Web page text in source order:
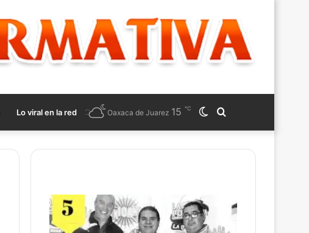
Lo viral en la red
for
Switch
skin
Oaxaca de Juarez 15 ℃